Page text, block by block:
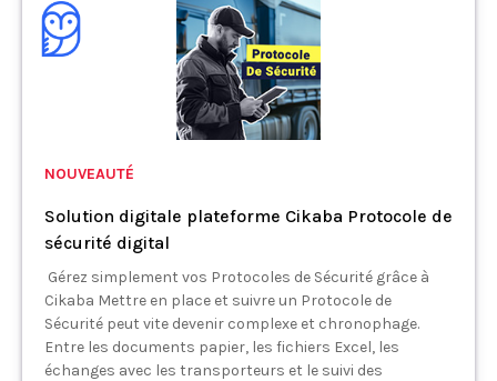
NOUVEAUTÉ
Solution digitale plateforme Cikaba Protocole de
sécurité digital
Gérez simplement vos Protocoles de Sécurité grâce à
Cikaba Mettre en place et suivre un Protocole de
Sécurité peut vite devenir complexe et chronophage.
Entre les documents papier, les fichiers Excel, les
échanges avec les transporteurs et le suivi des